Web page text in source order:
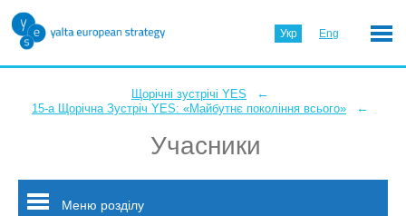
Укр Eng
Щорічні зустрічі YES ←
15-а Щорічна Зустріч YES: «Майбутнє покоління всього» ←
Учасники
Меню розділу